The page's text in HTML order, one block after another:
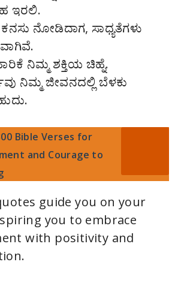
ಇರಲಿ.
ಕನಸು ನೋಡಿದಾಗ, ಸಾಧ್ಯತೆಗಳು
ನಿಮ್ಮ ಶಕ್ತಿಯ ಚಿಹ್ನೆ.
ನಿಮ್ಮ ಜೀವನದಲ್ಲಿ ಬೆಳಕು
Bible Verses for
and Courage to
guide you on your
you to embrace
with positivity and